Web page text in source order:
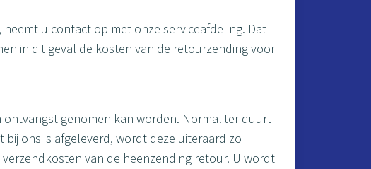
u contact op met onze serviceafdeling. Dat
in dit geval de kosten van de retourzending voor
genomen kan worden. Normaliter duurt
ons is afgeleverd, wordt deze uiteraard zo
van de heenzending retour. U wordt